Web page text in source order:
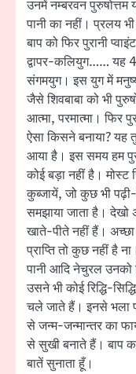
उनमें नम्बरवन पुरुषोत्तम
पानी का नहीं। प्रलय
बाप को फिर पुरानी
द्वापर-कलियुग…… यह 4
संगमयुग। इस युग में
जैसे शिवबाबा को भी
आत्मा, परमात्मा। फिर
ऐसा किसने बनाया? यह
आया है। इस समय हम
कोई बड़ा नहीं है।
कुब्जायें, जो कुछ भी
समझाया जाता है।
खाते-पीते नहीं हैं। अच्छा
प्राप्ति तो कुछ नहीं है
पानी आदि नेचुरल उनको
उसने भी कोई रिद्धि-
चले जाते हैं। इनसे भला
से जन्म-जन्मान्तर का
से सुखी बनाते हैं। बाप
बातें सुनाता हूँ।